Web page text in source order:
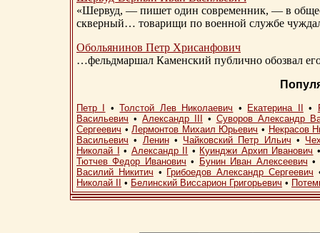
«Шервуд, — пишет один современник, — в
скверный… товарищи по военной службе
Обольянинов Петр Хрисанфович
…фельдмаршал Каменский публично обозвал
Петр I •Толстой Лев Николаевич • Екатерина II •
Васильевич • Александр III • Суворов Александр
Сергеевич •Лермонтов Михаил Юрьевич • Некрасов
Васильевич • Ленин• Чайковский Петр Ильич •
Николай I
• Александр II • Куинджи Архип Иванович
Тютчев Федор Иванович • Бунин Иван Алексеевич •
Василий Никитич • Грибоедов Александр Сергеевич
Николай II
• Белинский Виссарион Григорьевич •